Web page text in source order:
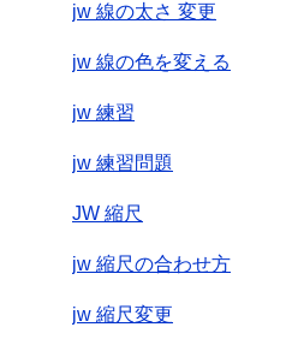
jw 線の太さ 変更
jw 線の色を変える
jw 練習
jw 練習問題
JW 縮尺
jw 縮尺の合わせ方
jw 縮尺変更